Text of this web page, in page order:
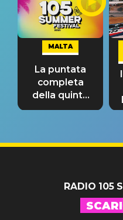
MALTA
La puntata
completa
della quinta
tappa
RADIO 105